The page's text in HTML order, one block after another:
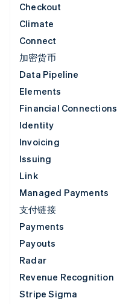
Checkout
Climate
Connect
加密货币
Data Pipeline
Elements
Financial Connections
Identity
Invoicing
Issuing
Link
Managed Payments
支付链接
Payments
Payouts
Radar
Revenue Recognition
Stripe Sigma